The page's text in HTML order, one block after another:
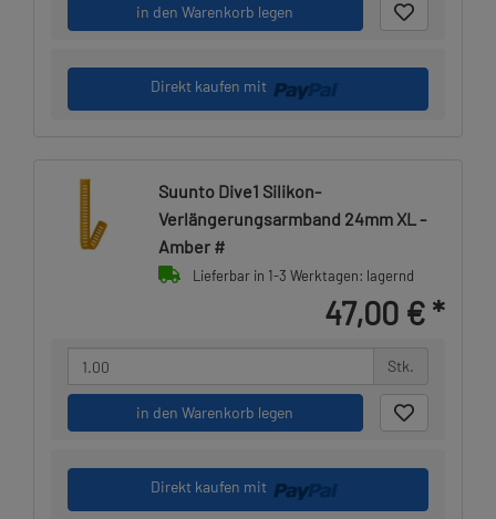
in den Warenkorb legen
Direkt kaufen mit
Suunto Dive1 Silikon-
Verlängerungsarmband 24mm XL -
Amber #
Lieferbar in 1-3 Werktagen: lagernd
47,00 € *
Stk.
in den Warenkorb legen
Direkt kaufen mit